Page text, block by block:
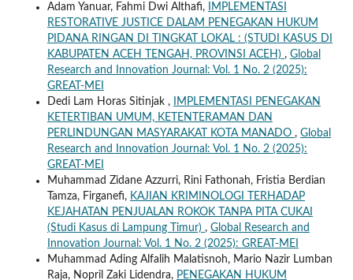
Adam Yanuar, Fahmi Dwi Althafi,
IMPLEMENTASI
RESTORATIVE JUSTICE DALAM PENEGAKAN HUKUM
PIDANA RINGAN DI TINGKAT LOKAL : (STUDI KASUS DI
KABUPATEN ACEH TENGAH, PROVINSI ACEH) , Global
Research and Innovation Journal: Vol. 1 No. 2 (2025):
GREAT-MEI
Dedi Lam Horas Sitinjak ,
IMPLEMENTASI PENEGAKAN
KETERTIBAN UMUM, KETENTERAMAN DAN
PERLINDUNGAN MASYARAKAT KOTA MANADO , Global
Research and Innovation Journal: Vol. 1 No. 2 (2025):
GREAT-MEI
Muhammad Zidane Azzurri, Rini Fathonah, Fristia Berdian
Tamza, Firganefi, KAJIAN KRIMINOLOGI TERHADAP
KEJAHATAN PENJUALAN ROKOK TANPA PITA CUKAI
(Studi Kasus di Lampung Timur) , Global Research and
Innovation Journal: Vol. 1 No. 2 (2025): GREAT-MEI
Muhammad Ading Alfalih Malatisnoh, Mario Nazir Lumban
Raja, Nopril Zaki Lidendra, PENEGAKAN HUKUM